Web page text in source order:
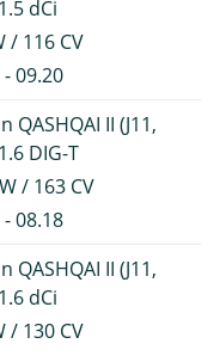
dCi
/ 116 CV
09.20
QASHQAI II (J11,
DIG-T
/ 163 CV
08.18
QASHQAI II (J11,
dCi
/ 130 CV